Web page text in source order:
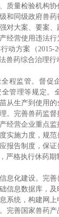
质量检验机构
和同级政府兽
对大案、要案、
经营使用违法
动方案（2015-
兽药综合治理行
全程监管。督促
管理等规定。
从生产到使用
。完善兽药监
经营企业重点监
实施力度，规范
报告制度，保
严格执行休药期
息化建设。完
信息数据库，及
系统，构建网
完善国家兽药